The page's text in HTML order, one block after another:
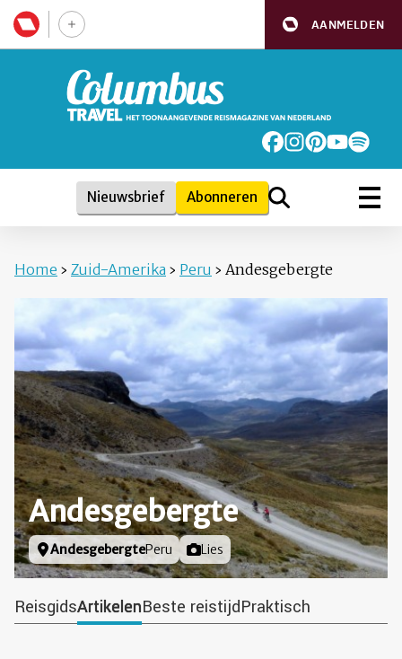
AANMELDEN
Nieuwsbrief Abonneren
Home › Zuid-Amerika › Peru › Andesgebergte
Andesgebergte
Locatie
AndesgebergtePeru Foto door
Lies
ReisgidsArtikelenBeste reistijdPraktisch